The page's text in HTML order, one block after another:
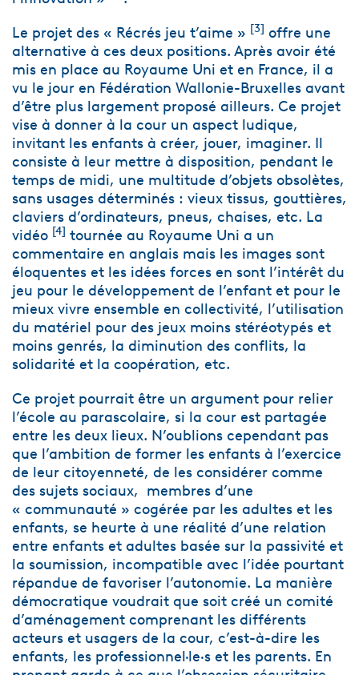
Le projet des « Récrés jeu t’aime » [3] offre une
alternative à ces deux positions. Après avoir été
mis en place au Royaume Uni et en France, il a
vu le jour en Fédération Wallonie-Bruxelles avant
d’être plus largement proposé ailleurs. Ce projet
vise à donner à la cour un aspect ludique,
invitant les enfants à créer, jouer, imaginer. Il
consiste à leur mettre à disposition, pendant le
temps de midi, une multitude d’objets obsolètes,
sans usages déterminés : vieux tissus, gouttières,
claviers d’ordinateurs, pneus, chaises, etc. La
vidéo [4] tournée au Royaume Uni a un
commentaire en anglais mais les images sont
éloquentes et les idées forces en sont l’intérêt du
jeu pour le développement de l’enfant et pour le
mieux vivre ensemble en collectivité, l’utilisation
du matériel pour des jeux moins stéréotypés et
moins genrés, la diminution des conflits, la
solidarité et la coopération, etc.
Ce projet pourrait être un argument pour relier
l’école au parascolaire, si la cour est partagée
entre les deux lieux. N’oublions cependant pas
que l’ambition de former les enfants à l’exercice
de leur citoyenneté, de les considérer comme
des sujets sociaux, membres d’une
« communauté » cogérée par les adultes et les
enfants, se heurte à une réalité d’une relation
entre enfants et adultes basée sur la passivité et
la soumission, incompatible avec l’idée pourtant
répandue de favoriser l’autonomie. La manière
démocratique voudrait que soit créé un comité
d’aménagement comprenant les différents
acteurs et usagers de la cour, c’est-à-dire les
enfants, les professionnel·le·s et les parents. En